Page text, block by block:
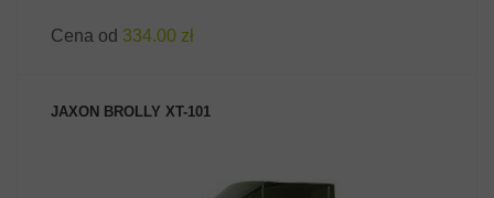
Cena od 334.00 zł
JAXON BROLLY XT-101